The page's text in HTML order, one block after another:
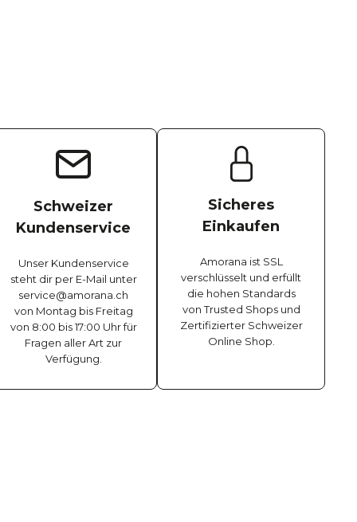
Schweizer
Kundenservice
Unser Kundenservice
steht dir per E-Mail unter
service@amorana.ch
von Montag bis Freitag
von 8:00 bis 17:00 Uhr für
Fragen aller Art zur
Verfügung.
Sicheres
Einkaufen
Amorana ist SSL
verschlüsselt und erfüllt
die hohen Standards
von Trusted Shops und
Zertifizierter Schweizer
Online Shop.